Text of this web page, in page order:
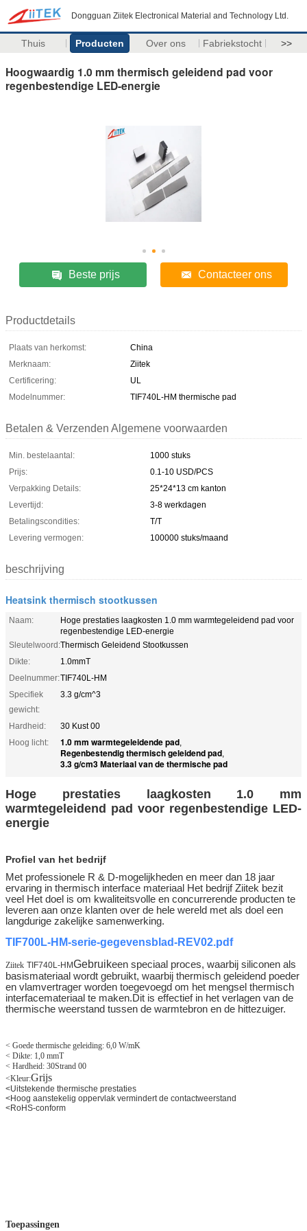
Dongguan Ziitek Electronical Material and Technology Ltd.
Thuis Producten Over ons Fabriekstocht >>
Hoogwaardig 1.0 mm thermisch geleidend pad voor
regenbestendige LED-energie
Beste prijs Contacteer ons
Productdetails
Plaats van herkomst:
China
Merknaam:
Ziitek
Certificering:
UL
Modelnummer:
TIF740L-HM thermische pad
Betalen & Verzenden Algemene voorwaarden
Min. bestelaantal:
1000 stuks
Prijs:
0.1-10 USD/PCS
Verpakking Details:
25*24*13 cm kanton
Levertijd:
3-8 werkdagen
Betalingscondities:
T/T
Levering vermogen:
100000 stuks/maand
beschrijving
Heatsink thermisch stootkussen
Naam:
Hoge prestaties laagkosten 1.0 mm warmtegeleidend pad voor
regenbestendige LED-energie
Sleutelwoord:Thermisch Geleidend Stootkussen
Dikte:
1.0mmT
Deelnummer:TIF740L-HM
Specifiek
gewicht:
3.3 g/cm^3
Hardheid:
30 Kust 00
Hoog licht:
1.0 mm warmtegeleidende pad,
Regenbestendig thermisch geleidend pad,
3.3 g/cm3 Materiaal van de thermische pad
Hoge prestaties laagkosten 1.0 mm
warmtegeleidend pad voor regenbestendige LED-
energie
Profiel van het bedrijf
Met professionele R & D-mogelijkheden en meer dan 18 jaar
ervaring in thermisch interface materiaal Het bedrijf Ziitek bezit
veel Het doel is om kwaliteitsvolle en concurrerende producten te
leveren aan onze klanten over de hele wereld met als doel een
langdurige zakelijke samenwerking.
TIF700L-HM-serie-gegevensblad-REV02.pdf
Ziitek TIF740L-HMGebruikeen speciaal proces, waarbij siliconen als
basismateriaal wordt gebruikt, waarbij thermisch geleidend poeder
en vlamvertrager worden toegevoegd om het mengsel thermisch
interfacemateriaal te maken.Dit is effectief in het verlagen van de
thermische weerstand tussen de warmtebron en de hittezuiger.
< Goede thermische geleiding: 6,0 W/mK
< Dikte: 1,0 mmT
< Hardheid: 30Strand 00
<Kleur:Grijs
<Uitstekende thermische prestaties
<Hoog aanstekelig oppervlak vermindert de contactweerstand
<RoHS-conform
Toepassingen